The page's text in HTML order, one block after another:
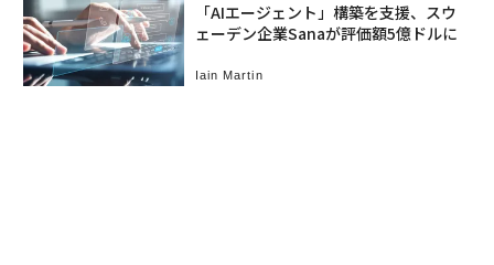
「AIエージェント」構築を支援、スウ
ェーデン企業Sanaが評価額5億ドルに
Iain Martin